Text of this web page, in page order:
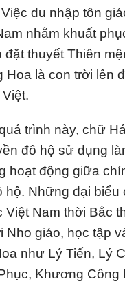
Việc du nhập tôn
nhằm khuất
đặt thuyết Thiên
Hoa là con trời lên
trình này, chữ
đô hộ sử dụng
hoạt động giữa
hộ. Những đại biểu
Việt Nam thời Bắc
Nho giáo, học tập
như Lý Tiến, Lý
Khương